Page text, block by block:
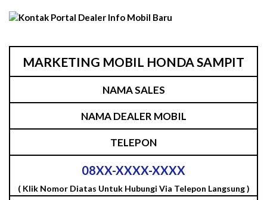
MARKETING MOBIL HONDA SAMPIT
NAMA SALES
NAMA DEALER MOBIL
TELEPON
08XX-XXXX-XXXX
( Klik Nomor Diatas Untuk Hubungi Via Telepon Langsung )